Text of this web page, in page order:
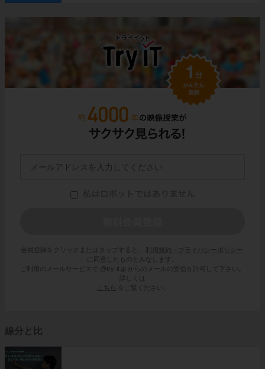
会員登録をクリックまたはタップすると、
利用規約・プライバシーポリシー
に同意したものとみなします。
ご利用のメールサービスで @try-it.jp からのメールの受信を許可して下さい。
詳しくは
こちら
をご覧ください。
線分と比